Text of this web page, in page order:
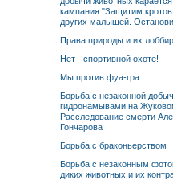
кампания "Защитим
других малышей.
Права природы и их
Нет - спортивной охоте!
Мы против фуа-гра
Борьба с незаконной
гидронамывами на
Расследование смерти
Гончарова
Борьба с браконьерством
Борьба с незаконным
диких животных и их